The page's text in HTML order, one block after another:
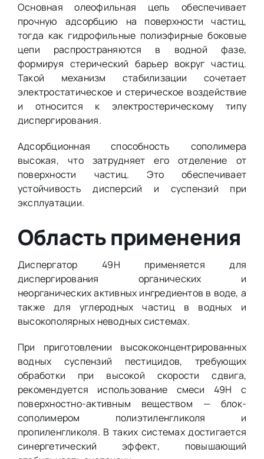
Основная олеофильная цепь обеспечивает
прочную адсорбцию на поверхности частиц,
тогда как гидрофильные полиэфирные боковые
цепи распространяются в водной фазе,
формируя стерический барьер вокруг частиц.
Такой механизм стабилизации сочетает
электростатическое и стерическое воздействие
и относится к электростерическому типу
диспергирования.
Адсорбционная способность сополимера
высокая, что затрудняет его отделение от
поверхности частиц. Это обеспечивает
устойчивость дисперсий и суспензий при
эксплуатации.
Область применения
Диспергатор 49Н применяется для
диспергирования органических и
неорганических активных ингредиентов в воде, а
также для углеродных частиц в водных и
высокополярных неводных системах.
При приготовлении высококонцентрированных
водных суспензий пестицидов, требующих
обработки при высокой скорости сдвига,
рекомендуется использование смеси 49Н с
поверхностно-активным веществом — блок-
сополимером полиэтиленгликоля и
пропиленгликоля. В таких системах достигается
синергетический эффект, повышающий